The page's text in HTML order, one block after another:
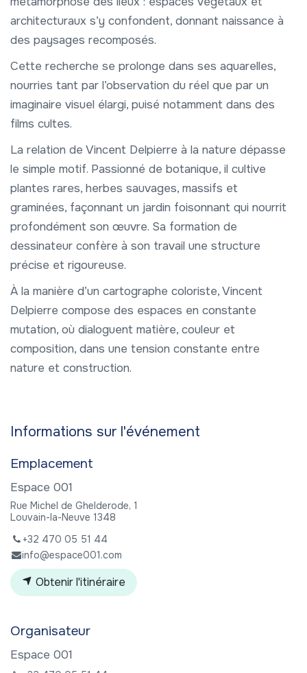
architecturaux s’y confondent, donnant naissance à
des paysages recomposés.
Cette recherche se prolonge dans ses aquarelles,
nourries tant par l’observation du réel que par un
imaginaire visuel élargi, puisé notamment dans des
films cultes.
La relation de Vincent Delpierre à la nature dépasse
le simple motif. Passionné de botanique, il cultive
plantes rares, herbes sauvages, massifs et
graminées, façonnant un jardin foisonnant qui nourrit
profondément son œuvre. Sa formation de
dessinateur confère à son travail une structure
précise et rigoureuse.
À la manière d’un cartographe coloriste, Vincent
Delpierre compose des espaces en constante
mutation, où dialoguent matière, couleur et
composition, dans une tension constante entre
nature et construction.
Informations sur l'événement
Emplacement
Espace 001
Rue Michel de Ghelderode, 1
Louvain-la-Neuve 1348
+32 470 05 51 44
info@espace001.com
Obtenir l'itinéraire
Organisateur
Espace 001